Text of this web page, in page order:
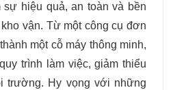
sự hiệu quả, an toàn và bền
vận. Từ một công cụ đơn
một cỗ máy thông minh,
trình làm việc, giảm thiểu
trường. Hy vọng với những